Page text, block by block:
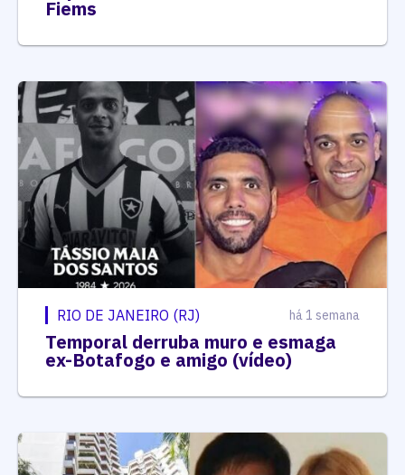
Fiems
RIO DE JANEIRO (RJ) há 1 semana
Temporal derruba muro e esmaga
ex-Botafogo e amigo (vídeo)